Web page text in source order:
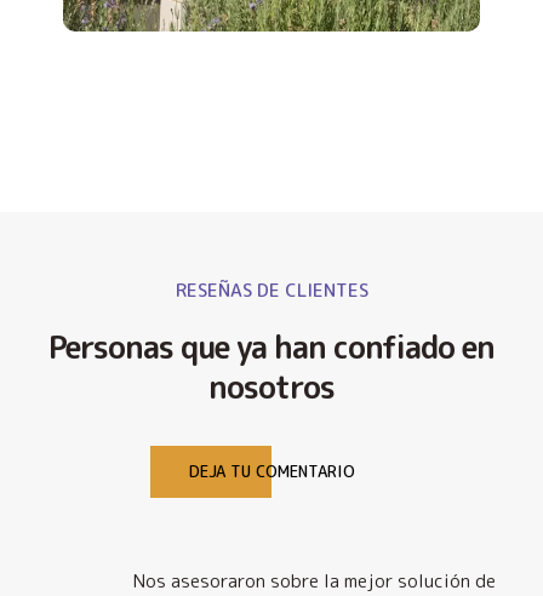
RESEÑAS DE CLIENTES
Personas que ya han confiado en
nosotros
DEJA TU COMENTARIO
Nos asesoraron sobre la mejor solución de